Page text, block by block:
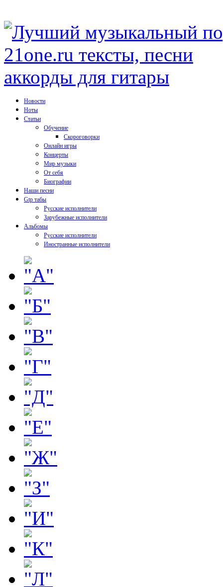
Новости
Ноты
Статьи
Обучение
Скороговорки
Онлайн игры
Концерты
Мир музыки
От себя
Биографии
Наши песни
Gtp табы
Русские исполнители
Зарубежные исполнители
Альбомы
Русские исполнители
Иностранные исполнители